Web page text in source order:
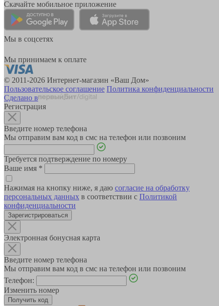
Скачайте мобильное приложение
Мы в соцсетях
Мы принимаем к оплате
© 2011-2026 Интернет-магазин «Ваш Дом»
Пользовательское соглашение Политика конфиденциальности
Сделано в
Регистрация
Введите номер телефона
Мы отправим вам код в смс на телефон или позвоним
Требуется подтверждение по номеру
Ваше имя *
Нажимая на кнопку ниже, я даю согласие на обработку
персональных данных в соответствии с Политикой
конфиденциальности
Зарегистрироваться
Электронная бонусная карта
Введите номер телефона
Мы отправим вам код в смс на телефон или позвоним
Телефон:
Изменить номер